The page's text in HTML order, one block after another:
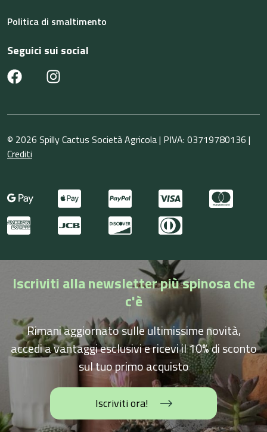
Politica di smaltimento
Seguici sui social
© 2026 Spilly Cactus Società Agricola | PIVA: 03719780136 |
Crediti
Iscriviti alla newsletter più spinosa che
c'è
Rimani aggiornato sulle ultimissime novità,
accedi a vantaggi esclusivi e ricevi il 10% di sconto
sul tuo primo acquisto
Iscriviti ora!